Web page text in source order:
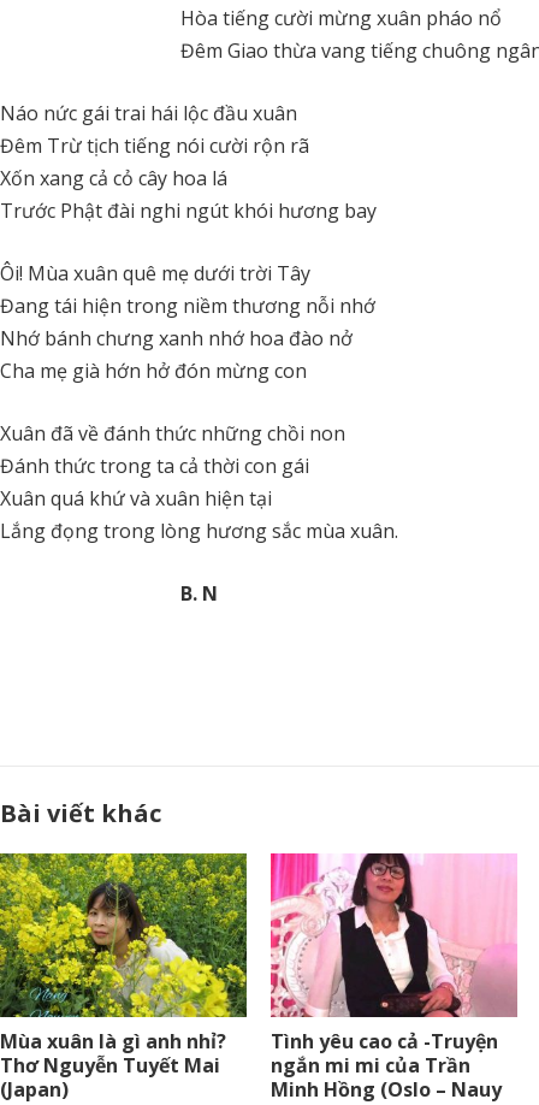
Hòa tiếng cười mừng xuân pháo nổ
Đêm Giao thừa vang tiếng chuông
Náo nức gái trai hái lộc đầu xuân
Đêm Trừ tịch tiếng nói cười rộn rã
Xốn xang cả cỏ cây hoa lá
Trước Phật đài nghi ngút khói hương bay
Ôi! Mùa xuân quê mẹ dưới trời Tây
Đang tái hiện trong niềm thương nỗi nhớ
Nhớ bánh chưng xanh nhớ hoa đào nở
Cha mẹ già hớn hở đón mừng con
Xuân đã về đánh thức những chồi non
Đánh thức trong ta cả thời con gái
Xuân quá khứ và xuân hiện tại
Lắng đọng trong lòng hương sắc mùa xuân.
B. N
Bài viết khác
Mùa xuân là gì anh nhỉ?
Thơ Nguyễn Tuyết Mai
(Japan)
Tình yêu cao cả -Truyện
ngắn mi mi của Trần
Minh Hồng (Oslo – Nauy